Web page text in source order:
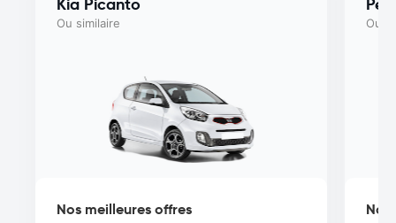
Ou similaire
Nos meilleures offres
Ou
Nos